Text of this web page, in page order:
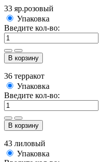
33 яр.розовый
Упаковка
Введите кол-во:
В корзину
36 терракот
Упаковка
Введите кол-во:
В корзину
43 лиловый
Упаковка